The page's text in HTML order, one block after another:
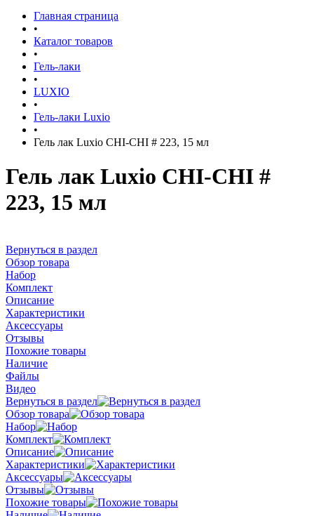
Главная страница
•
Каталог товаров
•
Гель-лаки
•
LUXIO
•
Гель-лаки Luxio
•
Гель лак Luxio CHI-CHI # 223, 15 мл
Гель лак Luxio CHI-CHI #
223, 15 мл
Вернуться в раздел
Обзор товара
Набор
Комплект
Описание
Характеристики
Аксессуары
Отзывы
Похожие товары
Наличие
Файлы
Видео
Вернуться в раздел
Обзор товара
Набор
Комплект
Описание
Характеристики
Аксессуары
Отзывы
Похожие товары